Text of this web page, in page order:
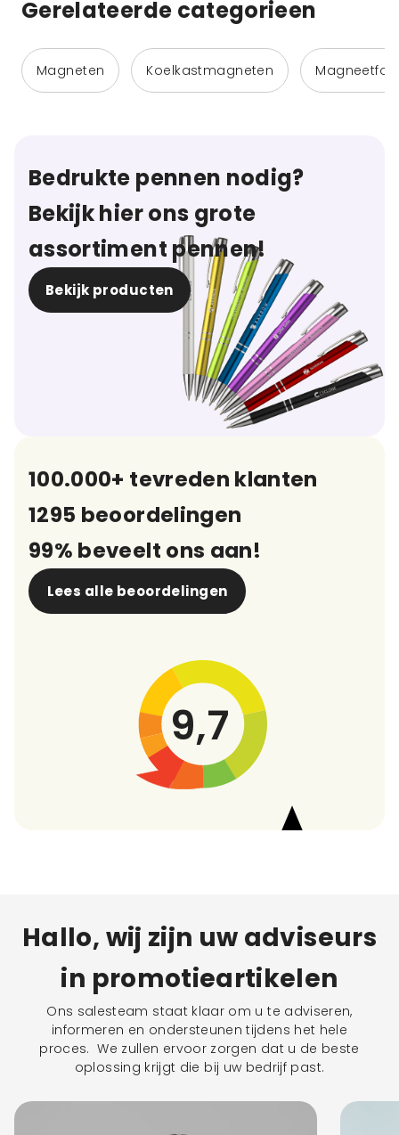
Gerelateerde categorieen
Magneten Koelkastmagneten
Bedrukte pennen nodig?
Bekijk hier ons grote
assortiment pennen!
Bekijk producten
100.000+ tevreden klanten
1295 beoordelingen
99% beveelt ons aan!
Lees alle beoordelingen
9,7
Hallo, wij zijn uw adviseurs
in promotieartikelen
Ons salesteam staat klaar om u te adviseren,
informeren en ondersteunen tijdens het hele
proces. We zullen ervoor zorgen dat u de beste
oplossing krijgt die bij uw bedrijf past.